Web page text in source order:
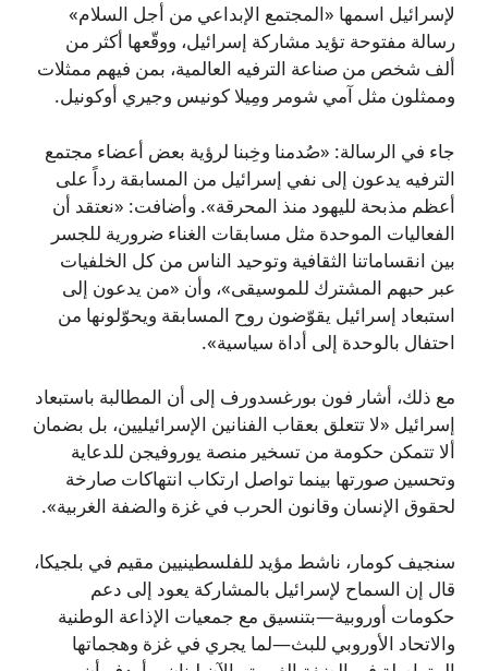
لإسرائيل اسمها «المجتمع الإبداعي من أجل السلام»
رسالة مفتوحة تؤيد مشاركة إسرائيل، ووقّعها أكثر من
ألف شخص من صناعة الترفيه العالمية، بمن فيهم ممثلات
وممثلون مثل آمي شومر ومِيلا كونيس وجيري أوكونيل.
جاء في الرسالة: «صُدمنا وخِبنا لرؤية بعض أعضاء مجتمع
الترفيه يدعون إلى نفي إسرائيل من المسابقة رداً على
أعظم مذبحة لليهود منذ المحرقة». وأضافت: «نعتقد أن
الفعاليات الموحدة مثل مسابقات الغناء ضرورية للجسر
بين انقساماتنا الثقافية وتوحيد الناس من كل الخلفيات
عبر حبهم المشترك للموسيقى»، وأن «من يدعون إلى
استبعاد إسرائيل يقوّضون روح المسابقة ويحوّلونها من
احتفال بالوحدة إلى أداة سياسية».
مع ذلك، أشار فون بورغسدورف إلى أن المطالبة باستبعاد
إسرائيل «لا تتعلق بعقاب الفنانين الإسرائيليين، بل بضمان
ألا تتمكن حكومة من تسخير منصة يوروفيجن للدعاية
وتحسين صورتها بينما تواصل ارتكاب انتهاكات صارخة
لحقوق الإنسان وقانون الحرب في غزة والضفة الغربية».
سنجيف كومار، ناشط مؤيد للفلسطينيين مقيم في بلجيكا،
قال إن السماح لإسرائيل بالمشاركة يعود إلى دعم
حكومات أوروبية—بتنسيق مع جمعيات الإذاعة الوطنية
والاتحاد الأوروبي للبث—لما يجري في غزة وهجماتها